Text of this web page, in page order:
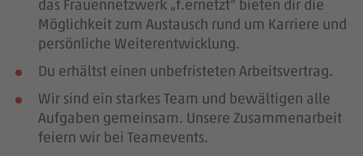
das Frauennetzwerk „f.ernetzt“ bieten dir die
Möglichkeit zum Austausch rund um Karriere und
persönliche Weiterentwicklung.
Du erhältst einen unbefristeten Arbeitsvertrag.
Wir sind ein starkes Team und bewältigen alle
Aufgaben gemeinsam. Unsere Zusammenarbeit
feiern wir bei Teamevents.